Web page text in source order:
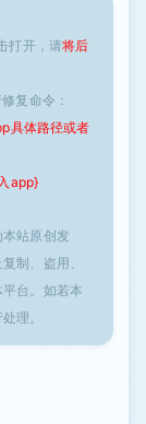
打开，请将后
复命令：
体路径或者
app}
站原创发
制、盗用、
台。如若本
理。